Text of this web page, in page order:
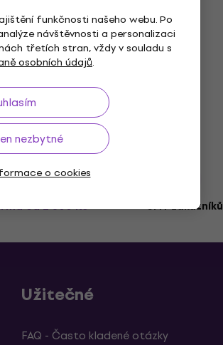
funkčnosti našeho webu. Po
návštěvnosti a personalizaci
třetích stran, vždy v souladu s
osobních údajů.
nezbytné
o cookies
od 2 500 Kč 3M+ zákazníků
Užitečné
FAQ - Často kladené otázky